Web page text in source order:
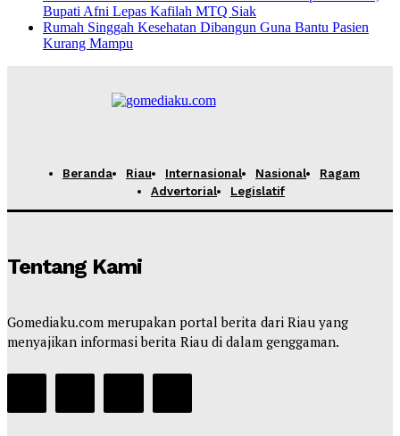
Bupati Afni Lepas Kafilah MTQ Siak
Rumah Singgah Kesehatan Dibangun Guna Bantu Pasien
Kurang Mampu
Beranda Riau Internasional Nasional
Ragam
Advertorial
Legislatif
Tentang Kami
Gomediaku.com merupakan portal berita dari Riau yang
menyajikan informasi berita Riau di dalam genggaman.